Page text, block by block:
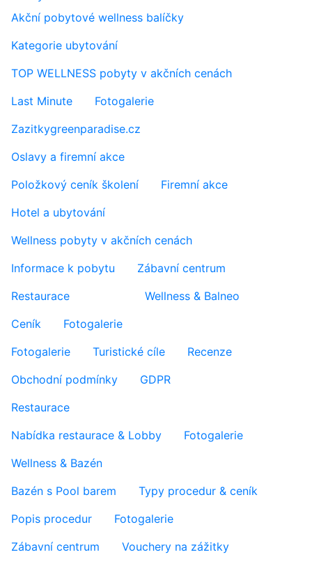
Akční pobytové wellness balíčky
Kategorie ubytování
TOP WELLNESS pobyty v akčních cenách
Last Minute
Fotogalerie
Zazitkygreenparadise.cz
Oslavy a firemní akce
Položkový ceník školení
Firemní akce
Hotel a ubytování
Wellness pobyty v akčních cenách
Informace k pobytu
Zábavní centrum
Restaurace
Ceník
Fotogalerie
Wellness & Balneo
Fotogalerie Turistické cíle
Recenze
Obchodní podmínky
GDPR
Restaurace
Nabídka restaurace & Lobby
Fotogalerie
Wellness & Bazén
Bazén s Pool barem
Typy procedur & ceník
Popis procedur
Fotogalerie
Zábavní centrum
Vouchery na zážitky